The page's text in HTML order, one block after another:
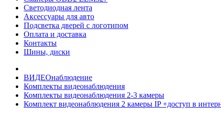
Светодиодная лента
Аксессуары для авто
Подсветка дверей с логотипом
Оплата и доставка
Контакты
Шины, диски
ВИДЕОнаблюдение
Комплекты видеонаблюдения
Комплекты видеонаблюдения 2-3 камеры
Комплект видеонаблюдения 2 камеры IP +доступ в